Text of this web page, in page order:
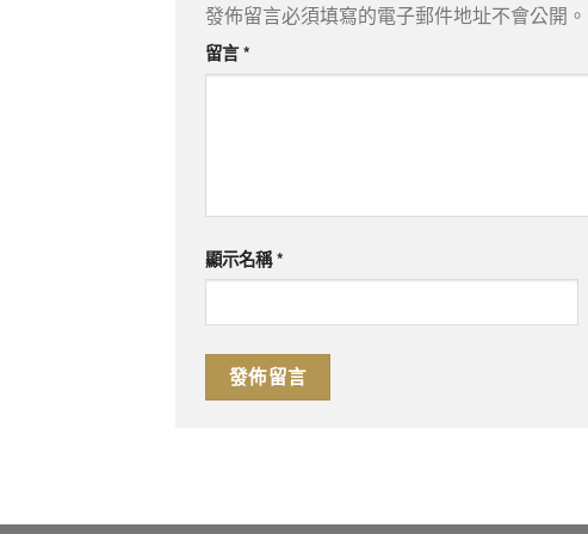
發佈留言必須填寫的電子郵件地址不會公開。
留言*
顯示名稱*